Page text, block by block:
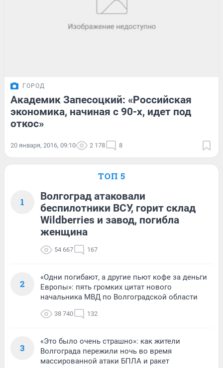
ГОРОД
Академик Запесоцкий: «Российская
экономика, начиная с 90-х, идет под
откос»
20 января, 2016, 09:10 2 178 8
ТОП 5
1
Волгоград атаковали
беспилотники ВСУ, горит склад
Wildberries и завод, погибла
женщина
54 667 167
2
«Одни погибают, а другие пьют кофе за деньги
Европы»: пять громких цитат нового
начальника МВД по Волгоградской области
38 740 132
3
«Это было очень страшно»: как жители
Волгограда пережили ночь во время
массированной атаки БПЛА и ракет